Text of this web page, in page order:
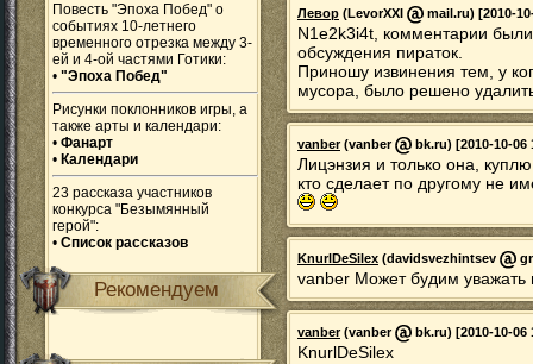
Повесть "Эпоха Побед" о
событиях 10-летнего
временного отрезка между 3-
ей и 4-ой частями Готики:
• "Эпоха Побед"
Рисунки поклонников игры, а
также арты и календари:
• Фанарт
• Календари
23 рассказа участников
конкурса "Безымянный
герой":
• Список рассказов
Рекомендуем
Левор (LevorXXI mail.ru) [2010-
N1e2k3i4t, комментарии
обсуждения пираток.
Приношу извинения тем, у
мусора, было решено
vanber(vanber bk.ru) [2010-10-06
Лицэнзия и только она,
кто сделает по другому не
KnurlDeSilex (davidsvezhintsev
vanber Может будим уважать
vanber(vanber bk.ru) [2010-10-06
KnurlDeSilex